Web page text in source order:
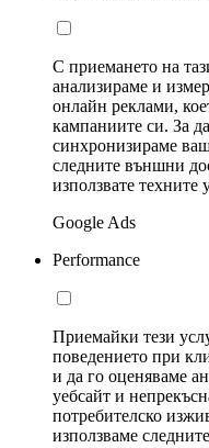
С приемането на
анализираме и
онлайн реклами,
кампаниите си. За
синхронизираме
следните външни
използвате техните
Google Ads
Performance
Приемайки тези
поведението при
и да го оценяваме
уебсайт и
потребителско
използваме